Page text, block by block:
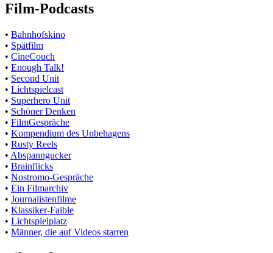
Film-Podcasts
• Bahnhofskino
• Spätfilm
• CineCouch
• Enough Talk!
• Second Unit
• Lichtspielcast
• Superhero Unit
• Schöner Denken
• FilmGespräche
• Kompendium des Unbehagens
• Rusty Reels
• Abspanngucker
• Brainflicks
• Nostromo-Gespräche
• Ein Filmarchiv
• Journalistenfilme
• Klassiker-Faible
• Lichtspielplatz
• Männer, die auf Videos starren